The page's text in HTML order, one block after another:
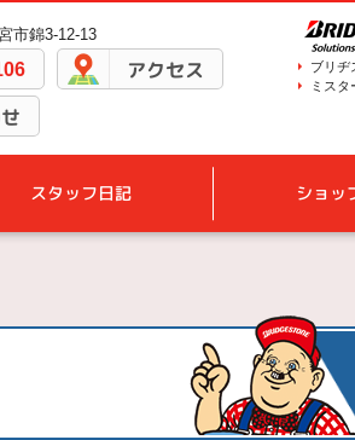
市錦3-12-13
アクセス
ブリヂ
ミスタ
スタッフ日記 ショッ